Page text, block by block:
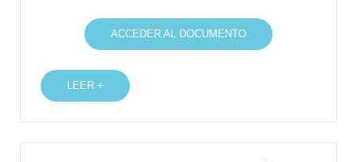
ACCEDER AL DOCUMENTO
LEER +